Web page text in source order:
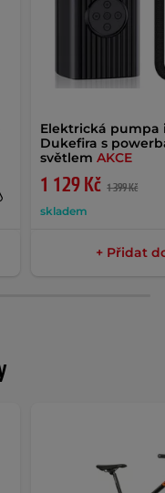
Elektrická pumpa
Dukefira s
světlemAKCE
1 129 Kč 1 399 Kč
skladem
+ Přidat